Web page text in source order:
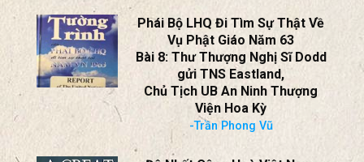
Phái Bộ LHQ Đi Tìm Sự Thật Về
Vụ Phật Giáo Năm 63
Bài 8: Thư Thượng Nghị Sĩ Dodd
gửi TNS Eastland,
Chủ Tịch UB An Ninh Thượng
Viện Hoa Kỳ
-Trần Phong Vũ